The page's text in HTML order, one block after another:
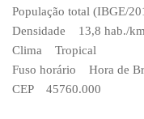
População total (IBGE/
Densidade 13,8 hab./
Clima Tropical
Fuso horário Hora de
CEP 45760.000